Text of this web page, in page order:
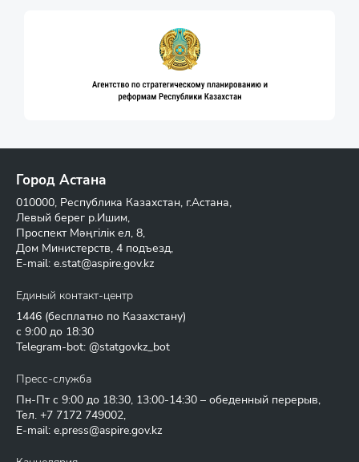
Город Астана
010000, Республика Казахстан, г.Астана,
Левый берег р.Ишим,
Проспект Мәңгілік ел, 8,
Дом Министерств, 4 подъезд,
E-mail: e.stat@aspire.gov.kz
Единый контакт-центр
1446 (бесплатно по Казахстану)
с 9:00 до 18:30
Telegram-bot: @statgovkz_bot
Пресс-служба
Пн-Пт с 9:00 до 18:30, 13:00-14:30 – обеденный перерыв,
Тел. +7 7172 749002,
E-mail: e.press@aspire.gov.kz